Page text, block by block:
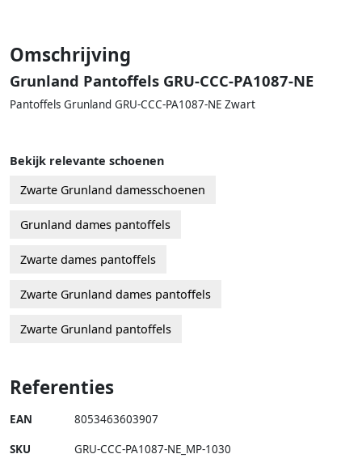
Omschrijving
Grunland Pantoffels GRU-CCC-PA1087-NE
Pantoffels Grunland GRU-CCC-PA1087-NE Zwart
Bekijk relevante schoenen
Zwarte Grunland damesschoenen
Grunland dames pantoffels
Zwarte dames pantoffels
Zwarte Grunland dames pantoffels
Zwarte Grunland pantoffels
Referenties
EAN 8053463603907
SKU GRU-CCC-PA1087-NE_MP-1030